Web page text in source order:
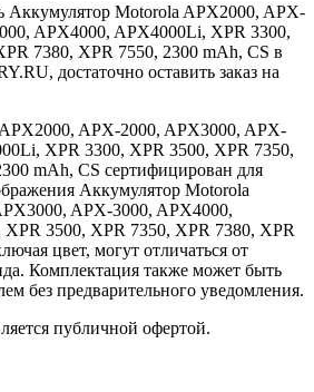
Аккумулятор Motorola APX2000, APX-
APX4000, APX4000Li, XPR 3300,
7380, XPR 7550, 2300 mAh, CS в
достаточно оставить заказ на
APX-2000, APX3000, APX-
XPR 3300, XPR 3500, XPR 7350,
mAh, CS сертифицирован для
Аккумулятор Motorola
APX-3000, APX4000,
3500, XPR 7350, XPR 7380, XPR
цвет, могут отличаться от
Комплектация также может быть
без предварительного уведомления.
публичной офертой.